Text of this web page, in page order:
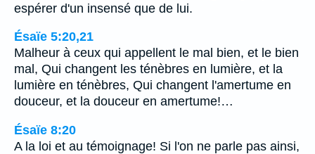
espérer d'un insensé que de lui.
Ésaïe 5:20,21
Malheur à ceux qui appellent le mal bien, et le bien
mal, Qui changent les ténèbres en lumière, et la
lumière en ténèbres, Qui changent l'amertume en
douceur, et la douceur en amertume!…
Ésaïe 8:20
A la loi et au témoignage! Si l'on ne parle pas ainsi,